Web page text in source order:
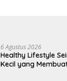
6 Agustus 2026
Healthy Lifestyle
Kecil yang